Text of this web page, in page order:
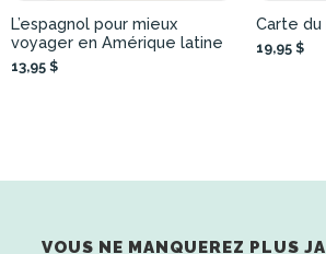
L’espagnol pour mieux
voyager en Amérique latine
13,95 $
Carte
19,95 $
VOUS NE MANQUEREZ PLUS